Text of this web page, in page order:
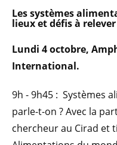
Les systèmes
lieux et défis à relever
Lundi 4 octobre,
International.
9h - 9h45 : Systèmes
parle-t-on ? Avec la
chercheur au Cirad et